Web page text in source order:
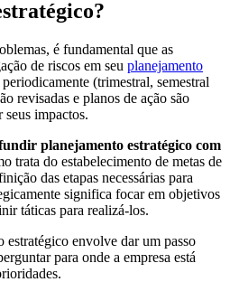
é fundamental que as
de riscos em seu planejamento
(trimestral, semestral
revisadas e planos de ação são
impactos.
planejamento estratégico com
trata do estabelecimento de metas de
das etapas necessárias para
significa focar em objetivos
táticas para realizá-los.
envolve dar um passo
para onde a empresa está